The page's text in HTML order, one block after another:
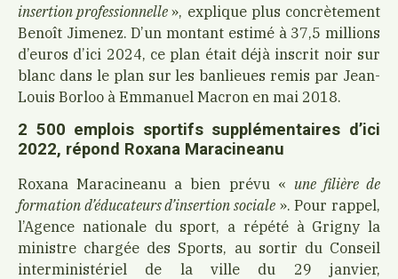
insertion professionnelle», explique plus concrètement
Benoît Jimenez. D’un montant estimé à 37,5 millions
d’euros d’ici 2024, ce plan était déjà inscrit noir sur
blanc dans le plan sur les banlieues remis par Jean-
Louis Borloo à Emmanuel Macron en mai 2018.
2 500 emplois sportifs supplémentaires d’ici
2022, répond Roxana Maracineanu
Roxana Maracineanu a bien prévu « une filière de
formation d’éducateurs d’insertion sociale ». Pour rappel,
l’Agence nationale du sport, a répété à Grigny la
ministre chargée des Sports, au sortir du Conseil
interministériel de la ville du 29 janvier,